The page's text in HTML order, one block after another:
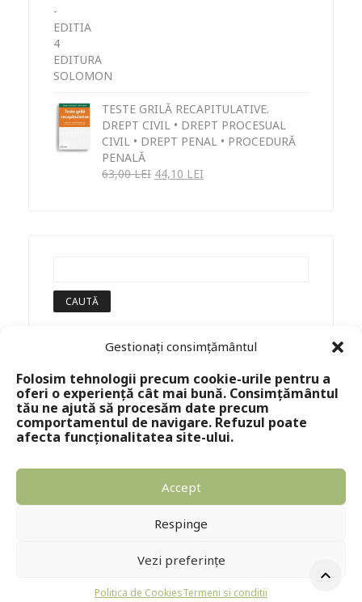
Gestionați consimțământul
Folosim tehnologii precum cookie-urile pentru a
oferi o experiență cât mai bună. Consimțământul
tău ne ajută să procesăm date precum
comportamentul de navigare. Refuzul poate
afecta funcționalitatea site-ului.
Accept
Respinge
Vezi preferințe
Politica de CookiesTermeni si conditii
TESTE GRILĂ RECAPITULATIVE.
DREPT CIVIL • DREPT PROCESUAL
CIVIL • DREPT PENAL • PROCEDURĂ
PENALĂ
63,00LEI 44,10 LEI